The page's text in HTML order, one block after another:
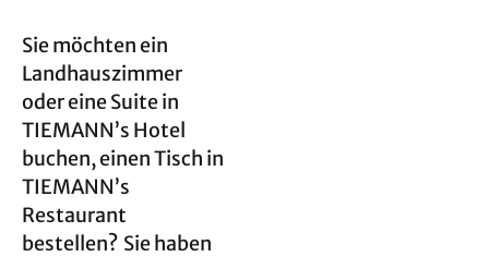
Sie möchten ein
Landhauszimmer
oder eine Suite in
TIEMANN’s Hotel
buchen, einen Tisch in
TIEMANN’s
Restaurant
bestellen? Sie haben